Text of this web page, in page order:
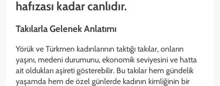
hafızası kadar canlıdır.
Takılarla Gelenek Anlatımı
Yörük ve Türkmen kadınlarının taktığı takılar, onların
yaşını, medeni durumunu, ekonomik seviyesini ve hatta
ait oldukları aşireti gösterebilir. Bu takılar hem gündelik
yaşamda hem de özel günlerde kadının kimliğinin bir